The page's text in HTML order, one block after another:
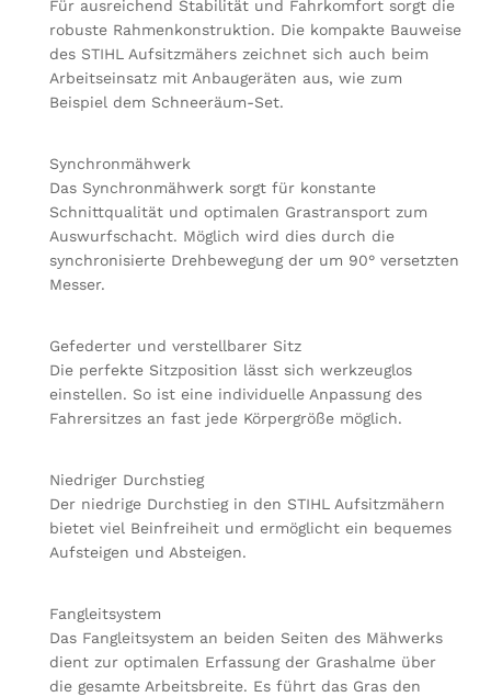
Für ausreichend Stabilität und Fahrkomfort sorgt die
robuste Rahmenkonstruktion. Die kompakte Bauweise
des STIHL Aufsitzmähers zeichnet sich auch beim
Arbeitseinsatz mit Anbaugeräten aus, wie zum
Beispiel dem Schneeräum-Set.
Synchronmähwerk
Das Synchronmähwerk sorgt für konstante
Schnittqualität und optimalen Grastransport zum
Auswurfschacht. Möglich wird dies durch die
synchronisierte Drehbewegung der um 90° versetzten
Messer.
Gefederter und verstellbarer Sitz
Die perfekte Sitzposition lässt sich werkzeuglos
einstellen. So ist eine individuelle Anpassung des
Fahrersitzes an fast jede Körpergröße möglich.
Niedriger Durchstieg
Der niedrige Durchstieg in den STIHL Aufsitzmähern
bietet viel Beinfreiheit und ermöglicht ein bequemes
Aufsteigen und Absteigen.
Fangleitsystem
Das Fangleitsystem an beiden Seiten des Mähwerks
dient zur optimalen Erfassung der Grashalme über
die gesamte Arbeitsbreite. Es führt das Gras den